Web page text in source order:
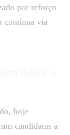
por reforço
contínua via
hoje
candidatas a